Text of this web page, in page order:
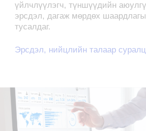
үйлчлүүлэгч, түншүүдийн
эрсдэл, дагаж мөрдөх
тусалдаг.
Эрсдэл, нийцлийн талаар суралц